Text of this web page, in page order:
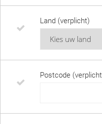
Land (verplicht)
Postcode